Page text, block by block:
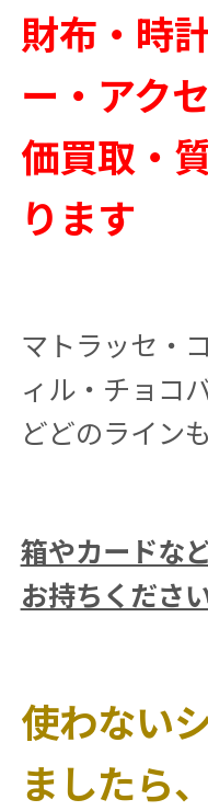
財布・時
ー・アク
価買取・
ります
マトラッセ・
ィル・チョコ
どどのライン
箱やカードな
お持ちくださ
使わない
ましたら